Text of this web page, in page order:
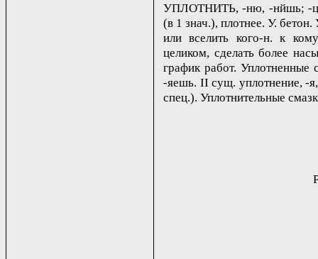
УПЛОТНИТЬ, -ню, -нйшь; -
(в 1 знач.), плотнее. У.
или вселить кого-н. к
целиком, сделать более
график работ. Уплотненные
-яешь. II сущ. уплотнение, -
спец.). Уплотнительные